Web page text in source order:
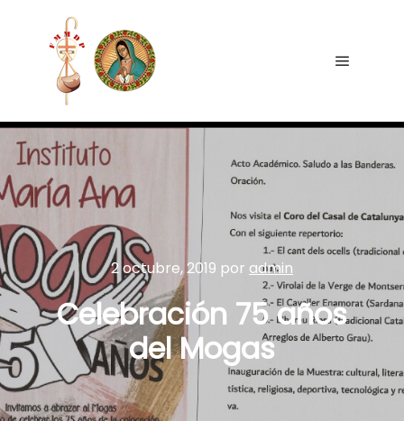
2 octubre, 2019 por admin
Celebración 75 años
del Mogas